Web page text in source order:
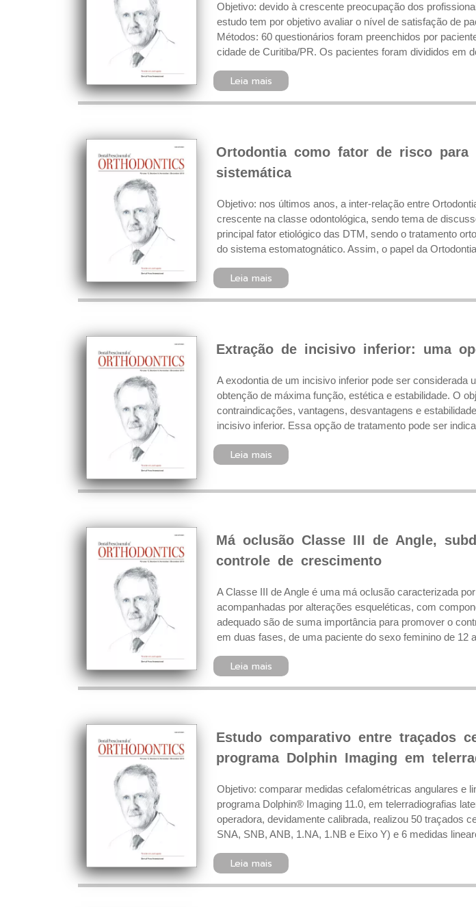
Objetivo: devido à crescente preocupação dos
estudo tem por objetivo avaliar o nível de satisfação de
Métodos: 60 questionários foram preenchidos por
cidade de Curitiba/PR. Os pacientes foram divididos em
Leia mais
Ortodontia como fator de risco para
sistemática
Objetivo: nos últimos anos, a inter-relação entre
crescente na classe odontológica, sendo tema de
principal fator etiológico das DTM, sendo o tratamento
do sistema estomatognático. Assim, o papel da
Leia mais
Extração de incisivo inferior: uma
A exodontia de um incisivo inferior pode ser
obtenção de máxima função, estética e estabilidade. O
contraindicações, vantagens, desvantagens e
incisivo inferior. Essa opção de tratamento pode ser
Leia mais
Má oclusão Classe III de Angle,
controle de crescimento
A Classe III de Angle é uma má oclusão caracterizada
acompanhadas por alterações esqueléticas, com
adequado são de suma importância para promover o
em duas fases, de uma paciente do sexo feminino de 12
Leia mais
Estudo comparativo entre traçados
programa Dolphin Imaging em
Objetivo: comparar medidas cefalométricas angulares e
programa Dolphin® Imaging 11.0, em telerradiografias
operadora, devidamente calibrada, realizou 50 traçados
SNA, SNB, ANB, 1.NA, 1.NB e Eixo Y) e 6 medidas
Leia mais